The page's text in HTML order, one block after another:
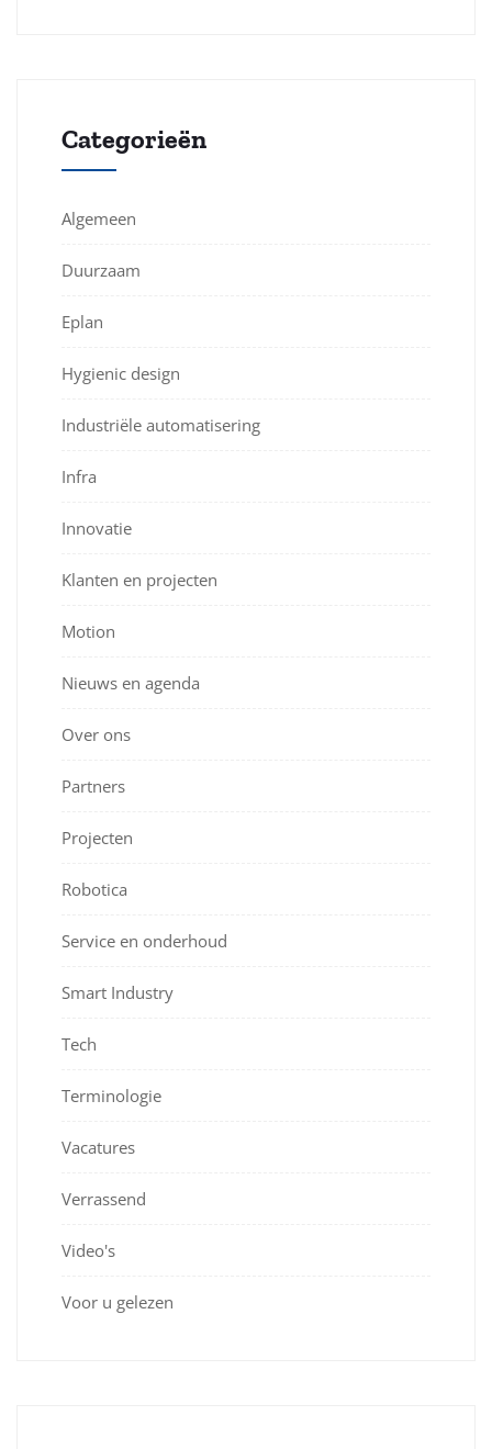
Categorieën
Algemeen
Duurzaam
Eplan
Hygienic design
Industriële automatisering
Infra
Innovatie
Klanten en projecten
Motion
Nieuws en agenda
Over ons
Partners
Projecten
Robotica
Service en onderhoud
Smart Industry
Tech
Terminologie
Vacatures
Verrassend
Video's
Voor u gelezen